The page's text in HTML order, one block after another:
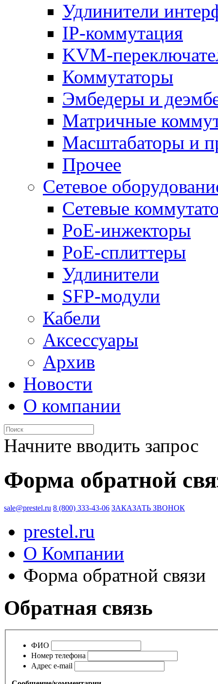
Удлинители
IP-коммутация
KVM-
Коммутаторы
Эмбедеры и
Матричные
Масштабаторы и
Прочее
Сетевое
Сетевые
PoE-инжекторы
PoE-сплиттеры
Удлинители
SFP-модули
Кабели
Аксессуары
Архив
Новости
О компании
Начните вводить запрос
Форма обратной
sale@prestel.ru 8 (800) 333-43-06 ЗАКАЗАТЬ ЗВОНОК
prestel.ru
О Компании
Форма обратной связи
Обратная связь
ФИО
Номер телефона
Адрес e-mail